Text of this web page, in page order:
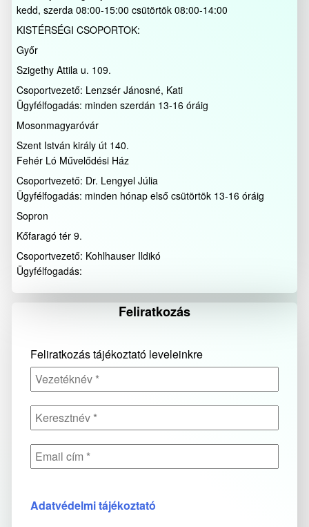
kedd, szerda 08:00-15:00 csütörtök 08:00-14:00
KISTÉRSÉGI CSOPORTOK:
Győr
Szigethy Attila u. 109.
Csoportvezető: Lenzsér Jánosné, Kati
Ügyfélfogadás: minden szerdán 13-16 óráig
Mosonmagyaróvár
Szent István király út 140.
Fehér Ló Művelődési Ház
Csoportvezető: Dr. Lengyel Júlia
Ügyfélfogadás: minden hónap első csütörtök 13-16 óráig
Sopron
Kőfaragó tér 9.
Csoportvezető: Kohlhauser Ildikó
Ügyfélfogadás:
Feliratkozás
Feliratkozás tájékoztató leveleinkre
Adatvédelmi tájékoztató